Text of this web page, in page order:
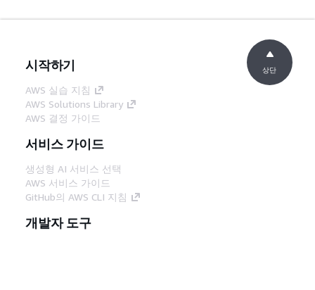
시작하기
AWS 실습 지침
AWS Solutions Library
AWS 결정 가이드
서비스 가이드
생성형 AI 서비스 선택
AWS 서비스 가이드
GitHub의 AWS CLI 지침
개발자 도구
상단